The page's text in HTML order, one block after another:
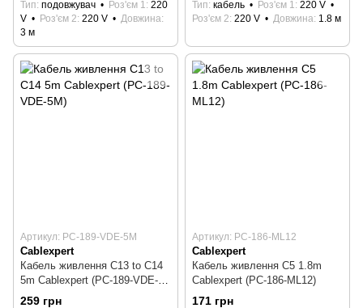
Тип подовжувач Роз'єм 1 220
V
Роз'єм 2 220 V
Довжина
3 м
Тип кабель Роз'єм 1 220 V
Роз'єм 2 220 V Довжина 1.8 м
Артикул: PC-189-VDE-5M
Cablexpert
Кабель живлення C13 to C14
5m Cablexpert (PC-189-VDE-
5M)
259 грн
Артикул: PC-186-ML12
Cablexpert
Кабель живлення C5 1.8m
Cablexpert (PC-186-ML12)
171 грн